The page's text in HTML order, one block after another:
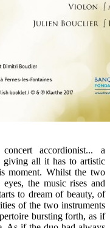
accordionist... a
giving all it has to artistic
moment. Whilst the two
the music rises and
to dream of beauty, of
of the two instruments
bursting forth, as if